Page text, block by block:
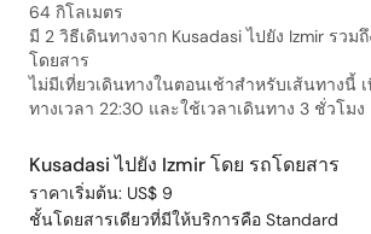
64 กิโลเมตร
มี 2 วิธีเดินทางจาก Kusadasi ไปยัง Izmir รว
โดยสาร
ไม่มีเที่ยวเดินทางในตอนเช้าสำหรับเส้นทางนี้
ทางเวลา 22:30 และใช้เวลาเดินทาง 3 ชั่วโมง
Kusadasi ไปยัง Izmir โดย รถโดยสาร
ราคาเริ่มต้น: US$ 9
ชั้นโดยสารเดียวที่มีให้บริการคือ Standard